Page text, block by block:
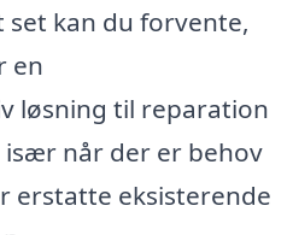
set kan du forvente,
en
løsning til reparation
når der er behov
erstatte eksisterende